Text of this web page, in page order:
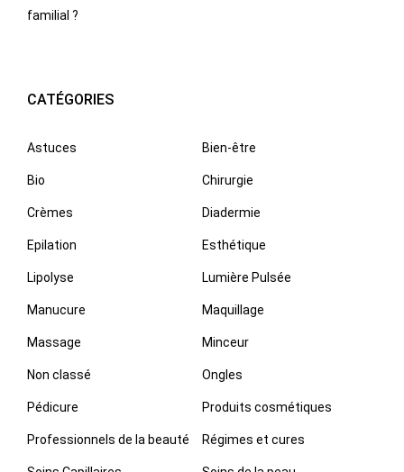
familial ?
CATÉGORIES
Astuces Bien-être
Bio Chirurgie
Crèmes Diadermie
Epilation Esthétique
Lipolyse Lumière Pulsée
Manucure Maquillage
Massage Minceur
Non classé Ongles
Pédicure Produits cosmétiques
Professionnels de la beauté Régimes et cures